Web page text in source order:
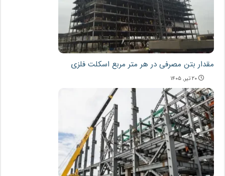
مقدار بتن مصرفی در هر متر مربع اسکلت فلزی
۲۰ تیر, ۱۴۰۵